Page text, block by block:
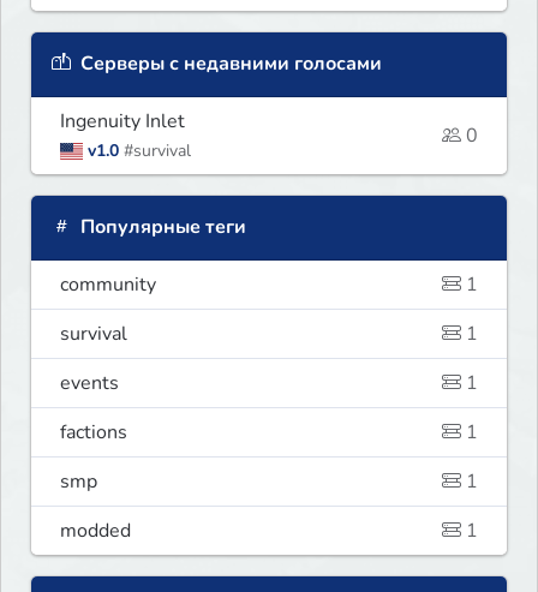
Серверы с недавними голосами
Ingenuity Inlet
v1.0 #survival
0
Популярные теги
community
1
survival
1
events
1
factions
1
smp
1
modded
1